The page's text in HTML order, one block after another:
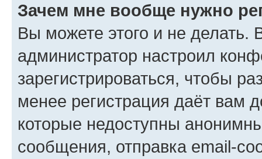
Зачем мне вообще нужно
Вы можете этого и не делать.
администратор настроил
зарегистрироваться, чтобы
менее регистрация даёт вам
которые недоступны
сообщения, отправка email-